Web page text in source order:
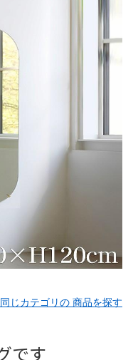
同じカテゴリの 商品を探す
です